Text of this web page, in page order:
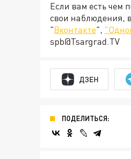
Если вам есть чем
свои наблюдения,
"Вконтакте",
spb@Tsargrad.TV
ДЗЕН
ПОДЕЛИТЬСЯ: